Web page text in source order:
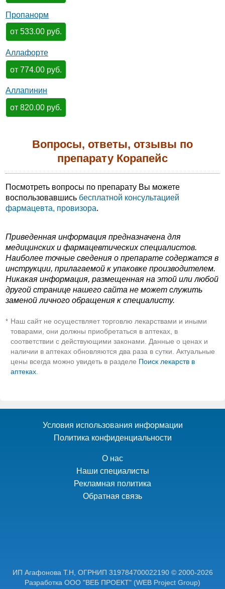
Пропанорм
от 533.00 руб.
Аллафорте
от 774.00 руб.
Аллапинин
от 820.00 руб.
Вопросы, ответы, отзывы по
препарату Корапейс
Посмотреть вопросы по препарату Вы можете
воспользовавшись бесплатной консультацией
фармацевта, провизора.
Приведенная информация предназначена для
медицинских и фармацевтических специалистов.
Наиболее точные сведения о препарате содержатся в
инструкции, прилагаемой к упаковке производителем.
Никакая информация, размещенная на этой или любой
другой странице нашего сайта не может служить
заменой личного обращения к специалисту.
* Наш сайт не осуществляет торговлю лекарствами и иными
товарами, они должны приобретаться в аптеках, в
соответствии с действующими законами. Данные о ценах и
наличии в аптеках обновляются два раза в сутки. Актуальные
цены всегда можно увидеть в разделе Поиск лекарств в
аптеках.
Условия использования информации
Политика конфиденциальности
О нас
Наши специалисты
Рекламная политика
Обратная связь
ИП Агафонова Т.Н, ОГРНИП 319784700022190 © 2000-2026
Разработка ООО "ВЕБ ПРОЕКТ" (WEB Project Group)